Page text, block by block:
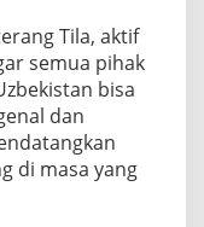
Tila, aktif
semua pihak
bisa
dan
di masa yang